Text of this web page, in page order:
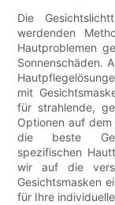
Die
werdenden
Hautproblemen
Sonnenschäden.
mit
für strahlende,
Optionen auf
die beste
spezifischen
wir auf die
Gesichtsmasken
für Ihre